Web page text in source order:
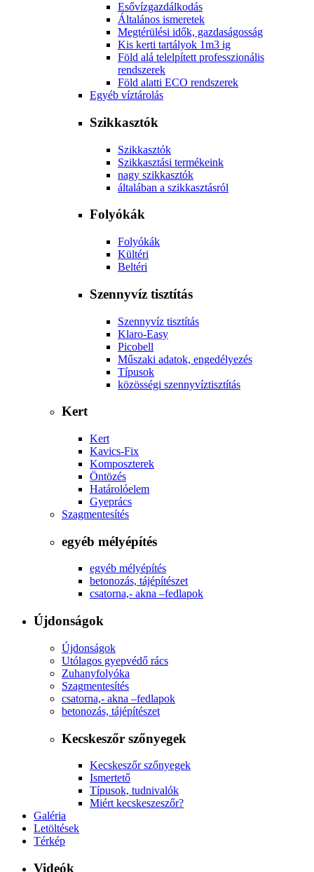
Esővízgazdálkodás
Általános ismeretek
Megtérülési idők, gazdaságosság
Kis kerti tartályok 1m3 ig
Föld alá telelpített professzionális
rendszerek
Föld alatti ECO rendszerek
Egyéb víztárolás
Szikkasztók
Szikkasztók
Szikkasztási termékeink
nagy szikkasztók
általában a szikkasztásról
Folyókák
Folyókák
Kültéri
Beltéri
Szennyvíz tisztítás
Szennyvíz tisztítás
Klaro-Easy
Picobell
Műszaki adatok, engedélyezés
Típusok
közösségi szennyvíztisztítás
Kert
Kert
Kavics-Fix
Komposzterek
Öntözés
Határolóelem
Gyeprács
Szagmentesítés
egyéb mélyépítés
egyéb mélyépítés
betonozás, tájépítészet
csatorna,- akna –fedlapok
Újdonságok
Újdonságok
Utólagos gyepvédő rács
Zuhanyfolyóka
Szagmentesítés
csatorna,- akna –fedlapok
betonozás, tájépítészet
Kecskeszőr szőnyegek
Kecskeszőr szőnyegek
Ismertető
Típusok, tudnivalók
Miért kecskeszeszőr?
Galéria
Letöltések
Térkép
Videók